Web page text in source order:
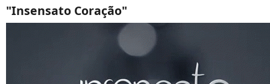
"Insensato Coração"